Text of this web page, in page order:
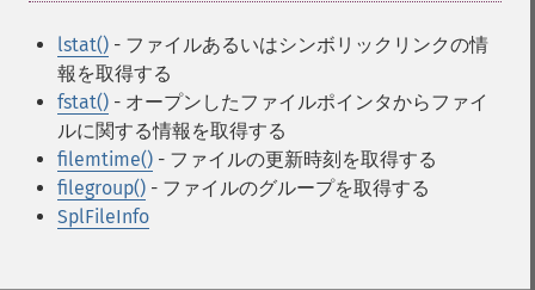
lstat() - ファイルあるいはシンボリックリンクの情
報を取得する
fstat() - オープンしたファイルポインタからファイ
ルに関する情報を取得する
filemtime() - ファイルの更新時刻を取得する
filegroup() - ファイルのグループを取得する
SplFileInfo